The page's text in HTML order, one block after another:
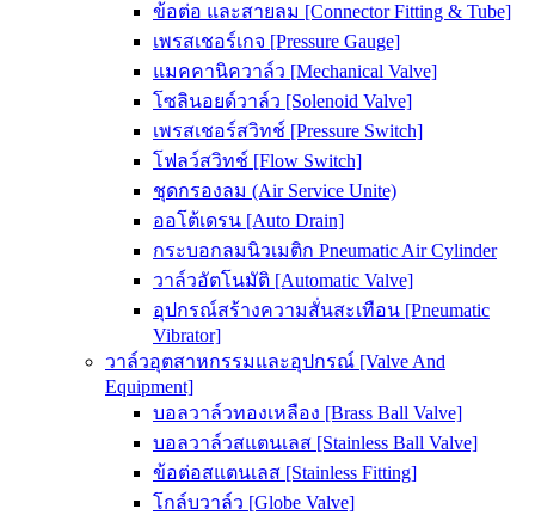
ข้อต่อ และสายลม [Connector Fitting & Tube]
เพรสเชอร์เกจ [Pressure Gauge]
แมคคานิควาล์ว [Mechanical Valve]
โซลินอยด์วาล์ว [Solenoid Valve]
เพรสเชอร์สวิทช์ [Pressure Switch]
โฟลว์สวิทช์ [Flow Switch]
ชุดกรองลม (Air Service Unite)
ออโต้เดรน [Auto Drain]
กระบอกลมนิวเมติก Pneumatic Air Cylinder
วาล์วอัตโนมัติ [Automatic Valve]
อุปกรณ์สร้างความสั่นสะเทือน [Pneumatic
Vibrator]
วาล์วอุตสาหกรรมและอุปกรณ์ [Valve And
Equipment]
บอลวาล์วทองเหลือง [Brass Ball Valve]
บอลวาล์วสแตนเลส [Stainless Ball Valve]
ข้อต่อสแตนเลส [Stainless Fitting]
โกล์บวาล์ว [Globe Valve]